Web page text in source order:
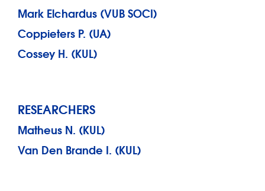
Mark Elchardus (VUB SOCI)
Coppieters P. (UA)
Cossey H. (KUL)
RESEARCHERS
Matheus N. (KUL)
Van Den Brande I. (KUL)